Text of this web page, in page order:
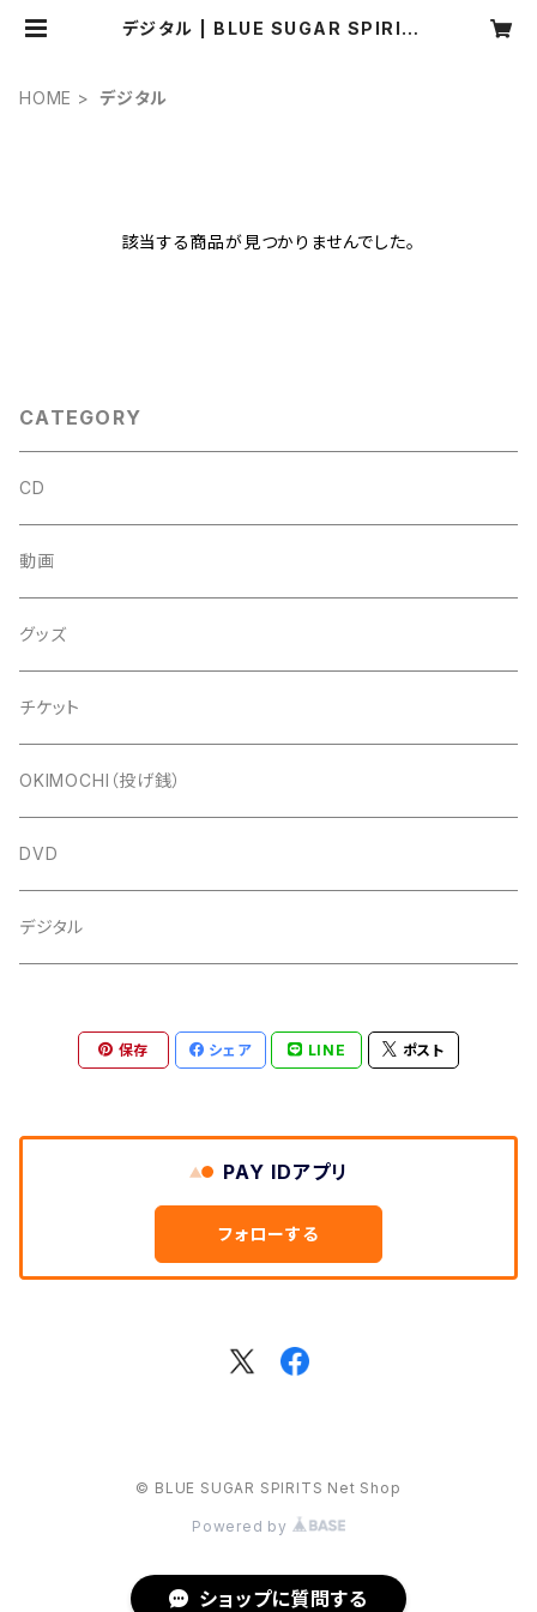
デジタル | BLUE SUGAR SPIRIT
HOME デジタル
該当する商品が見つかりませんでした。
CATEGORY
CD
動画
グッズ
チケット
OKIMOCHI（投げ銭）
DVD
デジタル
保存 シェア LINE ポスト
PAY IDアプリ
フォローする
© BLUE SUGAR SPIRITS Net Shop
Powered by
ショップに質問する